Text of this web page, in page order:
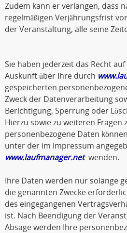
Zudem kann er verlangen, dass
regelmäßigen Verjährungsfrist
der Veranstaltung, alle seine
Sie haben jederzeit das Recht
Auskunft über Ihre durch
gespeicherten
Zweck der Datenverarbeitung
Berichtigung, Sperrung oder
Hierzu sowie zu weiteren Fragen
personenbezogene Daten
unter der im Impressum
www.laufmanager.netwenden.
Ihre Daten werden nur solange
die genannten Zwecke
des eingegangenen
ist. Nach Beendigung der
Absage werden Ihre